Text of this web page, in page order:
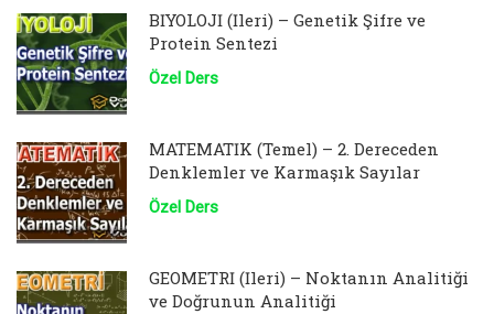
BİYOLOJİ (İleri) – Genetik Şifre ve
Protein Sentezi
Özel Ders
MATEMATİK (Temel) – 2. Dereceden
Denklemler ve Karmaşık Sayılar
Özel Ders
GEOMETRİ (İleri) – Noktanın Analitiği
ve Doğrunun Analitiği